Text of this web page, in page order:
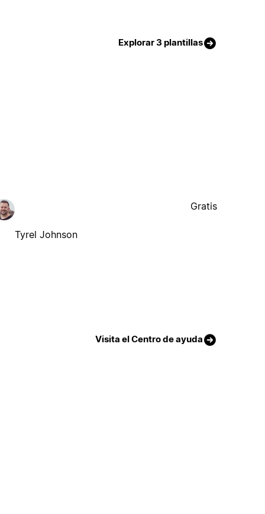
Explorar 3 plantillas
Tyrel Johnson
Gratis
Visita el Centro de ayuda